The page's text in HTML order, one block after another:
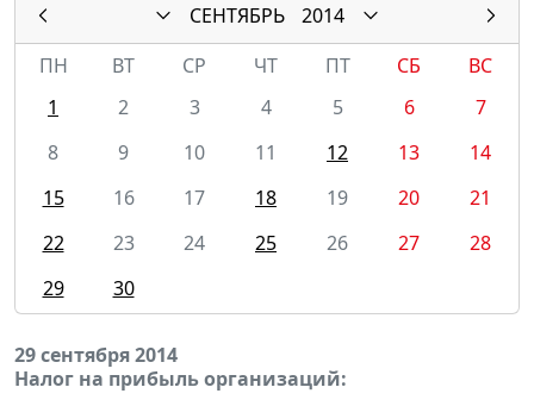
СЕНТЯБРЬ
2014
ПН
ВТ СР ЧТ ПТ СБ
ВС
1
2 3 4 5 6
7
8
9 10 11 12 13
14
15
16 17 18 19 20
21
22
23 24 25 26 27
28
29
30
29 сентября 2014
Налог на прибыль организаций: